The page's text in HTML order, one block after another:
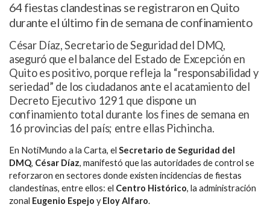
64 fiestas clandestinas se registraron en Quito
durante el último fin de semana de confinamiento
César Díaz, Secretario de Seguridad del DMQ,
aseguró que el balance del Estado de Excepción en
Quito es positivo, porque refleja la “responsabilidad y
seriedad” de los ciudadanos ante el acatamiento del
Decreto Ejecutivo 1291 que dispone un
confinamiento total durante los fines de semana en
16 provincias del país; entre ellas Pichincha.
En NotiMundo a la Carta, el Secretario de Seguridad del
DMQ, César Díaz, manifestó que las autoridades de control se
reforzaron en sectores donde existen incidencias de fiestas
clandestinas, entre ellos: el Centro Histórico, la administración
zonal Eugenio Espejo yEloy Alfaro.